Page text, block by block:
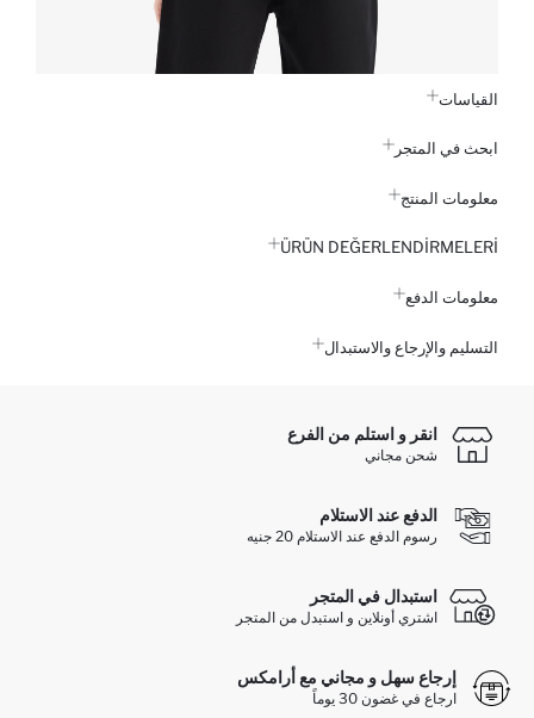
القياسات
ابحث في المتجر
معلومات المنتج
ÜRÜN DEĞERLENDİRMELERİ
معلومات الدفع
التسليم والإرجاع والاستبدال
انقر و استلم من الفرع
شحن مجاني
الدفع عند الاستلام
رسوم الدفع عند الاستلام 20 جنيه
استبدال في المتجر
اشتري أونلاين و استبدل من المتجر
إرجاع سهل و مجاني مع أرامكس
ارجاع في غضون 30 يوماً